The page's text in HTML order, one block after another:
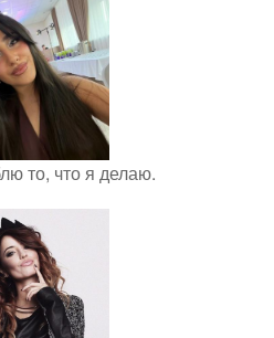
то, что я делаю.